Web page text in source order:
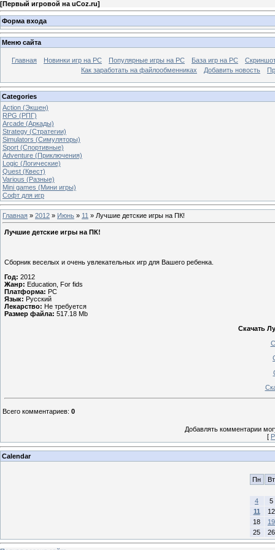
[Первый игровой на uCoz.ru]
Форма входа
Меню сайта
Главная Новинки игр на PC Популярные игры на PC База игр на РС
Как заработать на файлообменниках
Добавить новость
Categories
Action (Экшен)
RPG (РПГ)
Arcade (Аркады)
Strategy (Стратегии)
Simulators (Симуляторы)
Sport (Спортивные)
Adventure (Приключения)
Logic (Логические)
Quest (Квест)
Various (Разные)
Mini games (Мини игры)
Софт для игр
Главная » 2012 » Июнь » 11 » Лучшие детские игры на ПК!
Лучшие детские игры на ПК!
Сборник веселых и очень увлекательных игр для Вашего ребенка.
Год: 2012
Жанр: Education, For fids
Платформа: PC
Язык: Русский
Лекарство: Не требуется
Размер файла: 517.18 Mb
Скачать
Всего комментариев: 0
Добавлять комментарии
[
Calendar
Пн Вт
4
5
11
12
18
19
25
26